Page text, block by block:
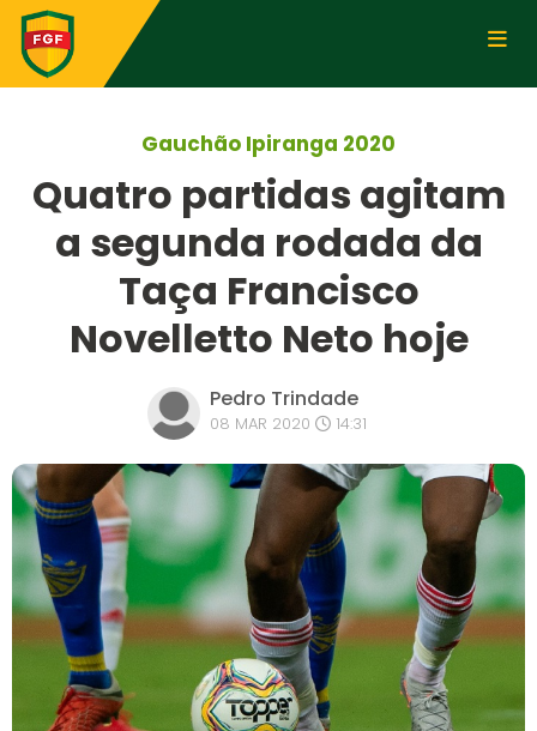
Gauchão Ipiranga 2020
Quatro partidas agitam
a segunda rodada da
Taça Francisco
Novelletto Neto hoje
Pedro Trindade
08 MAR 2020 14:31